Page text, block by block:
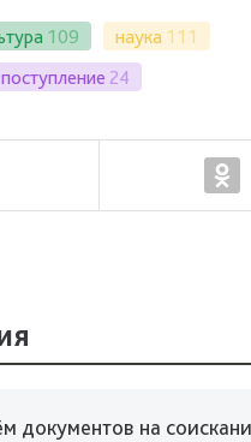
109 наука 111
поступление 24
документов на